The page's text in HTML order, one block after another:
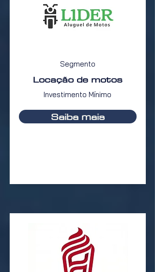
Segmento
Locação de motos
Investimento Mínimo
Saiba mais